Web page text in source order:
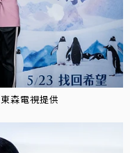
森電視提供